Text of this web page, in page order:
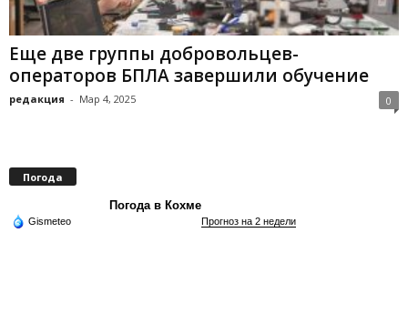
Еще две группы добровольцев-
операторов БПЛА завершили обучение
редакция - Мар 4, 2025 0
Погода
Погода в Кохме
Gismeteo Прогноз на 2 недели